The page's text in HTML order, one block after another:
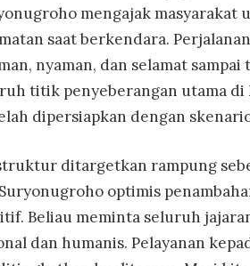
mengajak masyarakat
saat berkendara.
nyaman, dan selamat sampai
titik penyeberangan utama di
dipersiapkan dengan
ditargetkan rampung
optimis
Beliau meminta seluruh
dan humanis. Pelayanan